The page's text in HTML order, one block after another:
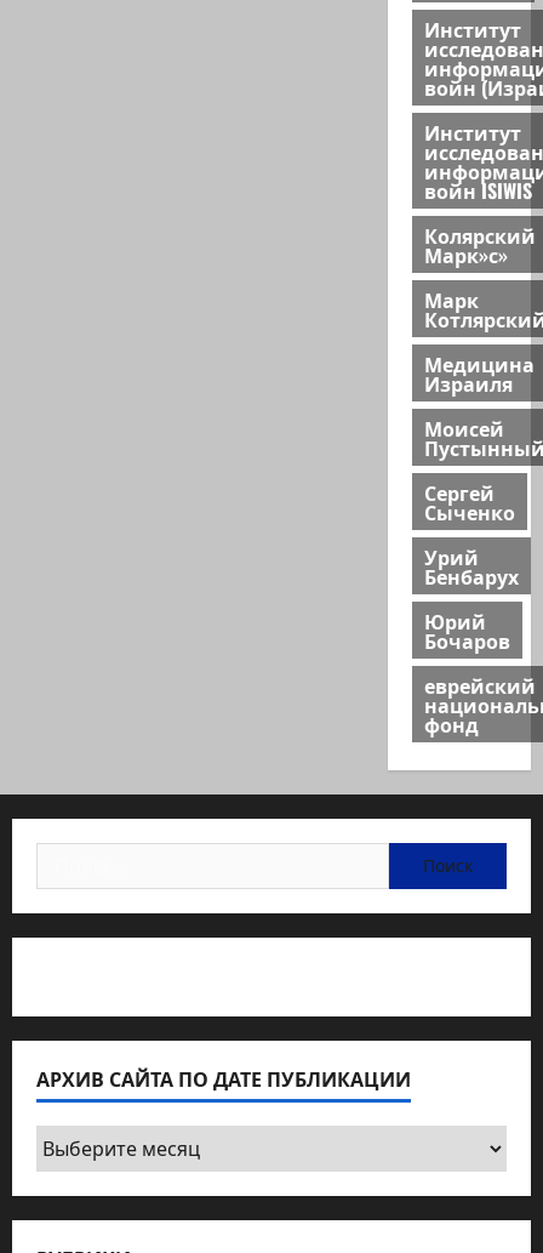
Институт
войн
Институт
войн ISIWIS
Колярский
Марк»с»
Марк
Медицина
Израиля
Моисей
Сергей
Сыченко
Урий
Бенбарух
Юрий
Бочаров
еврейский
фонд
АРХИВ САЙТА ПО ДАТЕ ПУБЛИКАЦИИ
Архив
сайта
по